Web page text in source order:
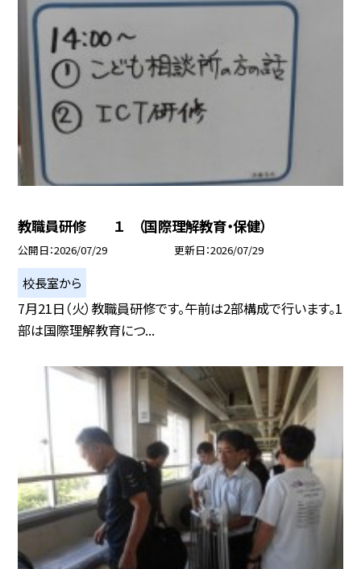
教職員研修 １ （国際理解教育・保健）
公開日 2026/07/29 更新日 2026/07/29
校長室から
7月21日（火）教職員研修です。午前は2部構成で行います。1
部は国際理解教育につ...